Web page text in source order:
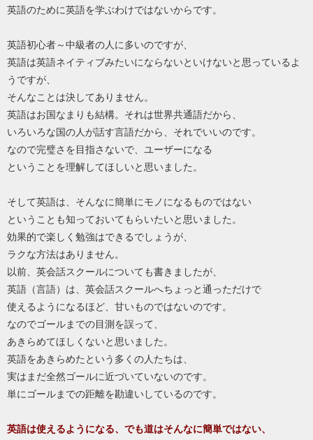
英語のために英語を学ぶわけではないからです。
英語初心者～中級者の人に多いのですが、
英語は英語ネイティブみたいにならないといけないと思っているよ
うですが、
そんなことは決してありません。
英語はお国なまりも結構。それは世界共通語だから、
いろいろな国の人が話す言語だから、それでいいのです。
なので完璧さを目指さないで、ユーザーになる
ということを理解してほしいと思いました。
そして英語は、そんなに簡単にモノになるものではない
ということも知っておいてもらいたいと思いました。
効果的で楽しく勉強はできるでしょうが、
ラクな方法はありません。
以前、英会話スクールについても書きましたが、
英語（言語）は、英会話スクールへちょっと通っただけで
使えるようになるほど、甘いものではないのです。
なのでゴールまでの目測を誤って、
あきらめてほしくないと思いました。
英語をあきらめたという多くの人たちは、
実はまだ全然ゴールに近づいていないのです。
単にゴールまでの距離を勘違いしているのです。
英語は使えるようになる、でも道はそんなに簡単ではない、